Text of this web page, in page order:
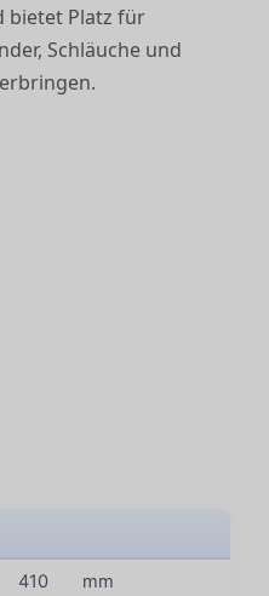
bietet Platz für
Schläuche und
410 mm